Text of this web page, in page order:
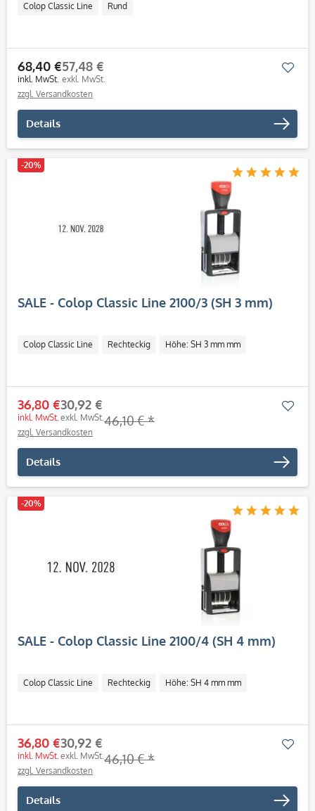
Colop Classic Line Rund
68,40 €
inkl. MwSt.
57,48 €
exkl. MwSt.
zzgl. Versandkosten
Details
-20%
SALE - Colop Classic Line 2100/3 (SH 3 mm)
Colop Classic Line Rechteckig Höhe: SH 3 mm mm
36,80 €
inkl. MwSt.
30,92 €
exkl. MwSt.46,10 € *
zzgl. Versandkosten
Details
-20%
SALE - Colop Classic Line 2100/4 (SH 4 mm)
Colop Classic Line Rechteckig Höhe: SH 4 mm mm
36,80 €
inkl. MwSt.
30,92 €
exkl. MwSt.46,10 € *
zzgl. Versandkosten
Details